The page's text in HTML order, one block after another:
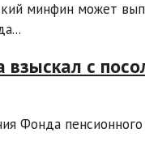
минфин может
с
Фонда